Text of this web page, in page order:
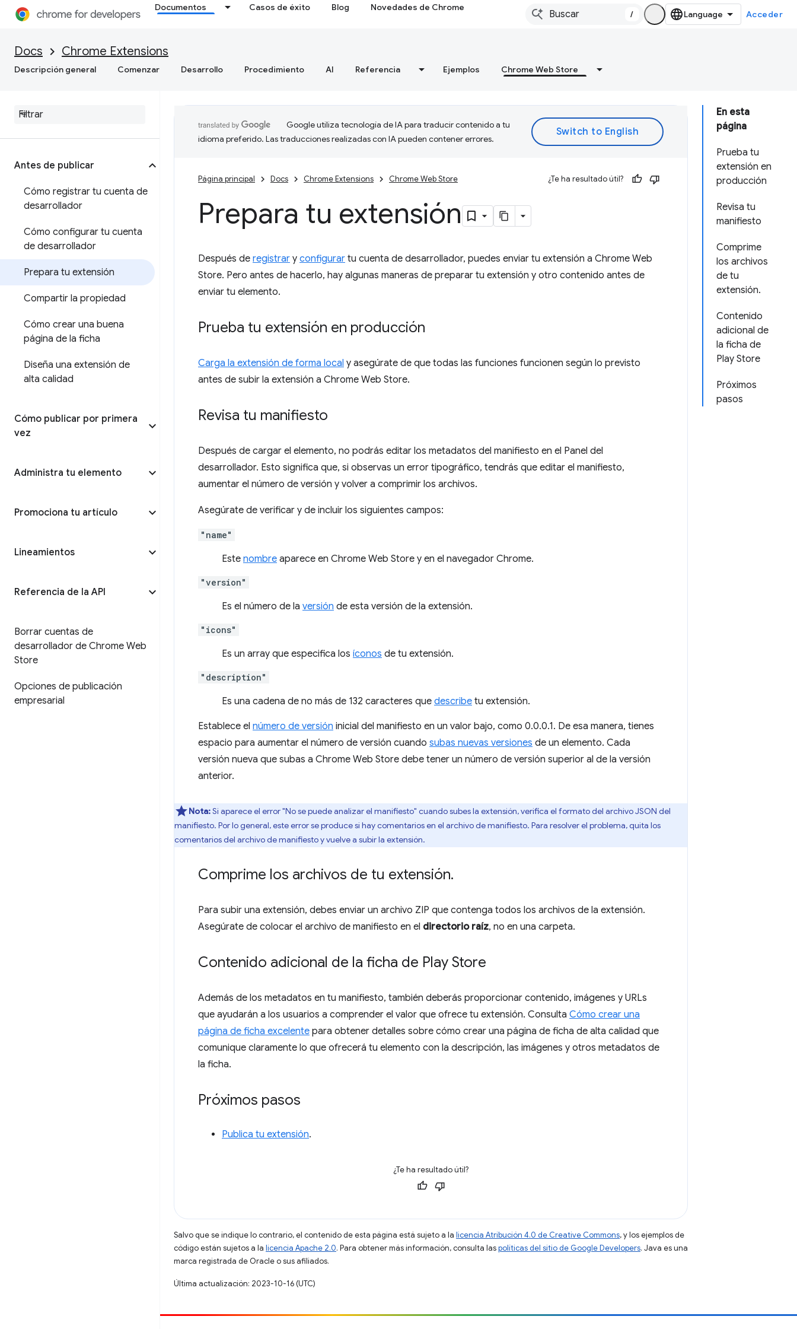
Documentos Casos de éxito Blog Novedades de Chrome
/ Acceder
Docs Chrome Extensions
Descripción general Comenzar Desarrollo Procedimiento AI Referencia Ejemplos Chrome Web Store
Antes de publicar
Cómo registrar tu cuenta de
desarrollador
Cómo configurar tu cuenta
de desarrollador
Prepara tu extensión
Compartir la propiedad
Cómo crear una buena
página de la ficha
Diseña una extensión de
alta calidad
Cómo publicar por primera
vez
Administra tu elemento
Promociona tu artículo
Lineamientos
Referencia de la API
Borrar cuentas de
desarrollador de Chrome Web
Store
Opciones de publicación
empresarial
En esta
página
Prueba tu
extensión en
producción
Revisa tu
manifiesto
Comprime
los archivos
de tu
extensión.
Contenido
adicional de
la ficha de
Play Store
Próximos
pasos
Google utiliza tecnología de IA para traducir contenido a tu
idioma preferido. Las traducciones realizadas con IA pueden contener errores.
Página principal Docs Chrome Extensions Chrome Web Store ¿Te ha resultado útil?
Prepara tu extensión
Después de registrar y configurar tu cuenta de desarrollador, puedes enviar tu extensión a Chrome Web
Store. Pero antes de hacerlo, hay algunas maneras de preparar tu extensión y otro contenido antes de
enviar tu elemento.
Prueba tu extensión en producción
Carga la extensión de forma local y asegúrate de que todas las funciones funcionen según lo previsto
antes de subir la extensión a Chrome Web Store.
Revisa tu manifiesto
Después de cargar el elemento, no podrás editar los metadatos del manifiesto en el Panel del
desarrollador. Esto significa que, si observas un error tipográfico, tendrás que editar el manifiesto,
aumentar el número de versión y volver a comprimir los archivos.
Asegúrate de verificar y de incluir los siguientes campos:
"name"
Este nombre aparece en Chrome Web Store y en el navegador Chrome.
"version"
Es el número de la versión de esta versión de la extensión.
"icons"
Es un array que especifica los íconos de tu extensión.
"description"
Es una cadena de no más de 132 caracteres que describe tu extensión.
Establece el número de versión inicial del manifiesto en un valor bajo, como 0.0.0.1. De esa manera, tienes
espacio para aumentar el número de versión cuando subas nuevas versiones de un elemento. Cada
versión nueva que subas a Chrome Web Store debe tener un número de versión superior al de la versión
anterior.
Nota:Si aparece el error "No se puede analizar el manifiesto" cuando subes la extensión, verifica el formato del archivo JSON del
manifiesto. Por lo general, este error se produce si hay comentarios en el archivo de manifiesto. Para resolver el problema, quita los
comentarios del archivo de manifiesto y vuelve a subir la extensión.
Comprime los archivos de tu extensión.
Para subir una extensión, debes enviar un archivo ZIP que contenga todos los archivos de la extensión.
Asegúrate de colocar el archivo de manifiesto en el directorio raíz, no en una carpeta.
Contenido adicional de la ficha de Play Store
Además de los metadatos en tu manifiesto, también deberás proporcionar contenido, imágenes y URLs
que ayudarán a los usuarios a comprender el valor que ofrece tu extensión. Consulta Cómo crear una
página de ficha excelente para obtener detalles sobre cómo crear una página de ficha de alta calidad que
comunique claramente lo que ofrecerá tu elemento con la descripción, las imágenes y otros metadatos de
la ficha.
Próximos pasos
Publica tu extensión.
¿Te ha resultado útil?
Salvo que se indique lo contrario, el contenido de esta página está sujeto a la licencia Atribución 4.0 de Creative Commons, y los ejemplos de
código están sujetos a la licencia Apache 2.0. Para obtener más información, consulta laspolíticas del sitio de Google Developers. Java es una
marca registrada de Oracle o sus afiliados.
Última actualización: 2023-10-16 (UTC)